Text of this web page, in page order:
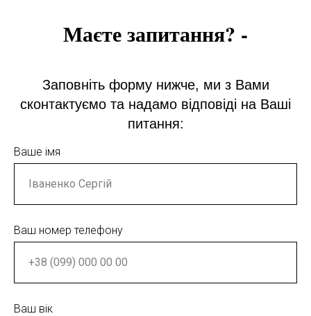
Маєте запитання? -
Заповніть форму нижче, ми з Вами
сконтактуємо та надамо відповіді на Ваші
питання:
Ваше імя
Ваш номер телефону
Ваш вік